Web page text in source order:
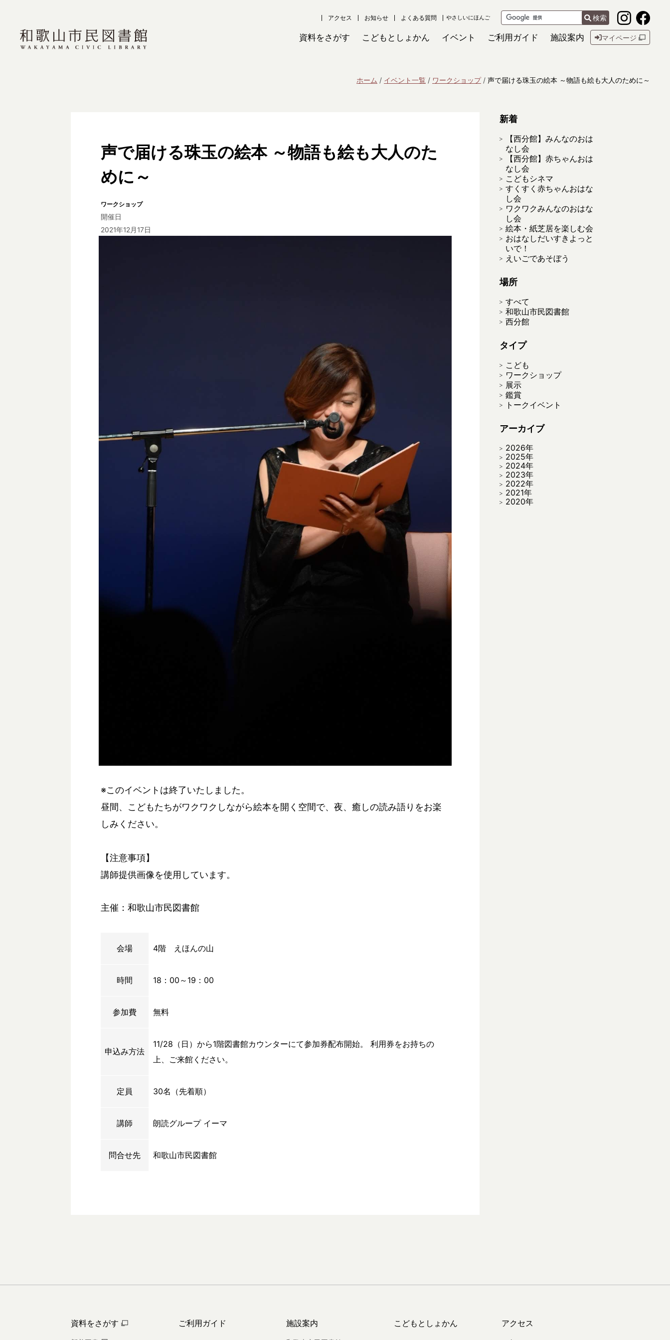
アクセス お知らせ よくある質問 やさしいにほんご 検索
資料をさがす こどもとしょかん イベント ご利用ガイド 施設案内 マイページ
ホーム イベント一覧 ワークショップ 声で届ける珠玉の絵本 ～物語も絵も大人のために～
声で届ける珠玉の絵本 ～物語も絵も大人のた
めに～
ワークショップ
開催日
2021年12月17日
※このイベントは終了いたしました。
昼間、こどもたちがワクワクしながら絵本を開く空間で、夜、癒しの読み語りをお楽
しみください。
【注意事項】
講師提供画像を使用しています。
主催：和歌山市民図書館
会場 4階 えほんの山
時間 18：00～19：00
参加費 無料
申込み方法
11/28（日）から1階図書館カウンターにて参加券配布開始。 利用券をお持ちの
上、ご来館ください。
定員 30名（先着順）
講師 朗読グループ イーマ
問合せ先 和歌山市民図書館
新着
【西分館】みんなのおは
なし会
【西分館】赤ちゃんおは
なし会
こどもシネマ
すくすく赤ちゃんおはな
し会
ワクワクみんなのおはな
し会
絵本・紙芝居を楽しむ会
おはなしだいすきよっと
いで！
えいごであそぼう
場所
すべて
和歌山市民図書館
西分館
タイプ
こども
ワークショップ
展示
鑑賞
トークイベント
アーカイブ
2026年
2025年
2024年
2023年
2022年
2021年
2020年
資料をさがす ご利用ガイド 施設案内
こどもとしょかん
アクセス